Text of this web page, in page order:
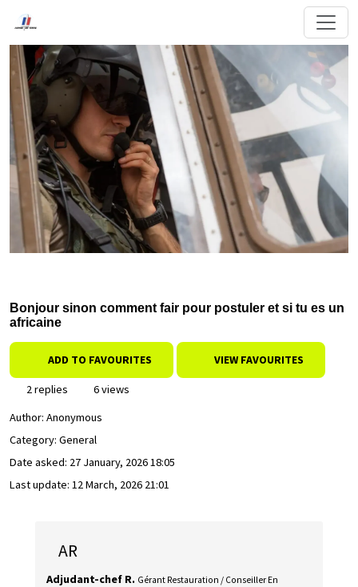
Bonjour sinon comment fair pour postuler et si tu es un
africaine
ADD TO FAVOURITES VIEW FAVOURITES
2 replies
6 views
Author: Anonymous
Category: General
Date asked: 27 January, 2026 18:05
Last update: 12 March, 2026 21:01
AR
Adjudant-chef R. Gérant Restauration / Conseiller En